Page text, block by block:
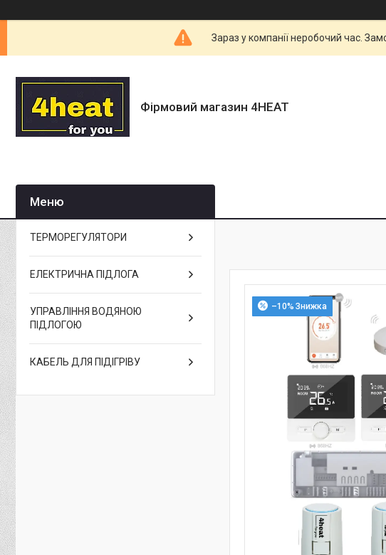
Зараз у компанії неробочий час.
Фірмовий магазин 4HEAT
–10%
ТЕРМОРЕГУЛЯТОРИ
ЕЛЕКТРИЧНА ПІДЛОГА
УПРАВЛІННЯ ВОДЯНОЮ
ПІДЛОГОЮ
КАБЕЛЬ ДЛЯ ПІДІГРІВУ